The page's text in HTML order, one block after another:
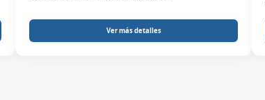
Ver más detalles